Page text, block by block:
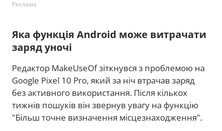
Реклама
Яка функція Android може витрачати
заряд уночі
Редактор MakeUseOf зіткнувся з проблемою на
Google Pixel 10 Pro, який за ніч втрачав заряд
без активного використання. Після кількох
тижнів пошуків він звернув увагу на функцію
"Більш точне визначення місцезнаходження".